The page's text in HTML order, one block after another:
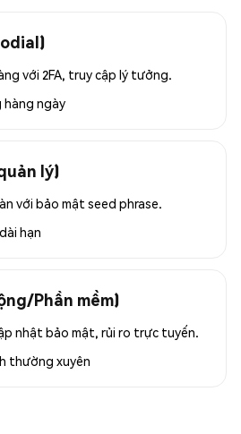
với 2FA, truy cập lý tưởng.
hàng ngày
lý)
với bảo mật seed phrase.
hạn
Phần mềm)
nhật bảo mật, rủi ro trực tuyến.
thường xuyên